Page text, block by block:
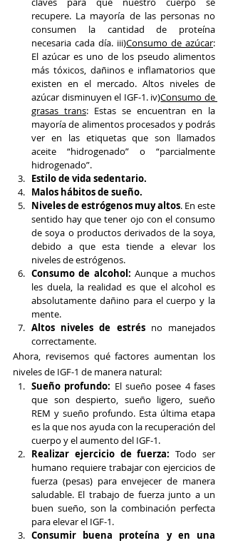
recupere. La mayoría de las personas no
consumen la cantidad de proteína
necesaria cada día. iii)Consumo de azúcar:
El azúcar es uno de los pseudo alimentos
más tóxicos, dañinos e inflamatorios que
existen en el mercado. Altos niveles de
azúcar disminuyen el IGF-1. iv)Consumo de
grasas trans: Estas se encuentran en la
mayoría de alimentos procesados y podrás
ver en las etiquetas que son llamados
aceite “hidrogenado” o “parcialmente
hidrogenado”.
Estilo de vida sedentario.
Malos hábitos de sueño.
Niveles de estrógenos muy altos. En este
sentido hay que tener ojo con el consumo
de soya o productos derivados de la soya,
debido a que esta tiende a elevar los
niveles de estrógenos.
Consumo de alcohol: Aunque a muchos
les duela, la realidad es que el alcohol es
absolutamente dañino para el cuerpo y la
mente.
Altos niveles de estrés no manejados
correctamente.
Ahora, revisemos qué factores aumentan los
niveles de IGF-1 de manera natural:
Sueño profundo: El sueño posee 4 fases
que son despierto, sueño ligero, sueño
REM y sueño profundo. Esta última etapa
es la que nos ayuda con la recuperación del
cuerpo y el aumento del IGF-1.
Realizar ejercicio de fuerza: Todo ser
humano requiere trabajar con ejercicios de
fuerza (pesas) para envejecer de manera
saludable. El trabajo de fuerza junto a un
buen sueño, son la combinación perfecta
para elevar el IGF-1.
Consumir buena proteína y en una